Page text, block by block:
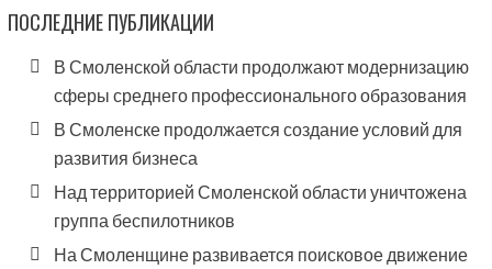
ПОСЛЕДНИЕ ПУБЛИКАЦИИ
В Смоленской области продолжают модернизацию
сферы среднего профессионального образования
В Смоленске продолжается создание условий для
развития бизнеса
Над территорией Смоленской области уничтожена
группа беспилотников
На Смоленщине развивается поисковое движение